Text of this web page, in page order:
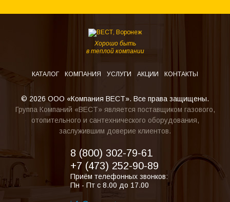
Хорошо быть
в теплой компании
КАТАЛОГ КОМПАНИЯ УСЛУГИ АКЦИИ КОНТАКТЫ
© 2026 ООО «Компания ВЕСТ». Все права защищены.
Группа Компаний «ВЕСТ» является поставщиком газового,
отопительного и сантехнического оборудования,
заслужившим доверие клиентов.
8 (800) 302-79-61
+7 (473) 252-90-89
Приём телефонных звонков:
Пн - Пт с 8.00 до 17.00